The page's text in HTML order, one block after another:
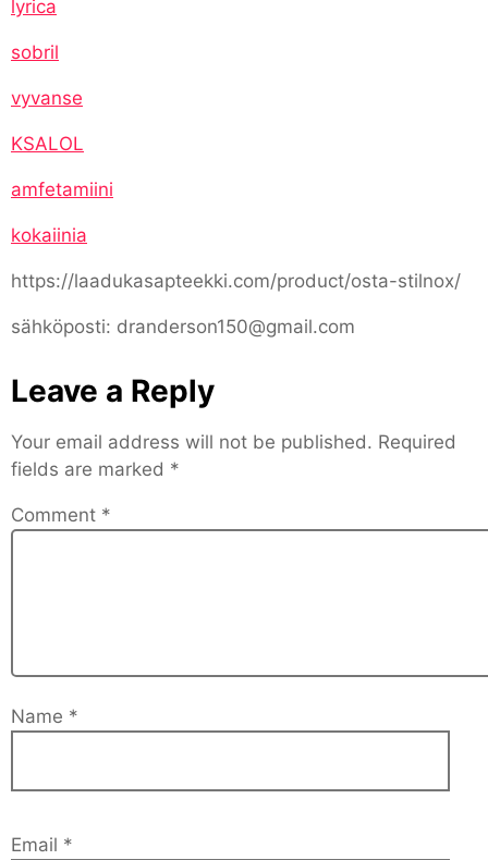
lyrica
sobril
vyvanse
KSALOL
amfetamiini
kokaiinia
https://laadukasapteekki.com/product/osta-stilnox/
sähköposti: dranderson150@gmail.com
Leave a Reply
Your email address will not be published. Required
fields are marked *
Comment *
Name *
Email *